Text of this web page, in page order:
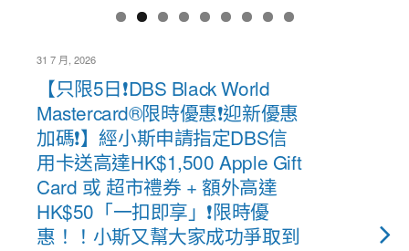
31 7 月, 2026
【只限5日❗DBS Black World
Mastercard®限時優惠❗迎新優惠
加碼❗】經小斯申請指定DBS信
用卡送高達HK$1,500 Apple Gift
Card 或 超市禮券 + 額外高達
HK$50「一扣即享」❗限時優
惠！！小斯又幫大家成功爭取到